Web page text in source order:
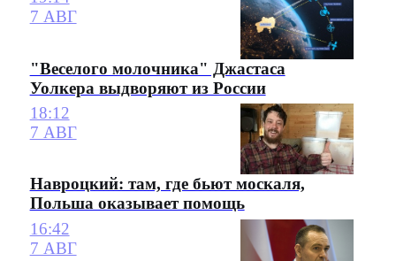
7 АВГ
"Веселого молочника" Джастаса
Уолкера выдворяют из России
18:12
7 АВГ
Навроцкий: там, где бьют москаля,
Польша оказывает помощь
16:42
7 АВГ